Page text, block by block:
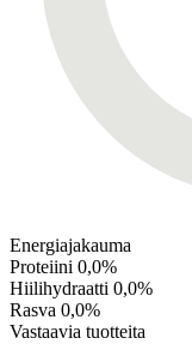
Energiajakauma
Proteiini 0,0%
Hiilihydraatti 0,0%
Rasva 0,0%
Vastaavia tuotteita